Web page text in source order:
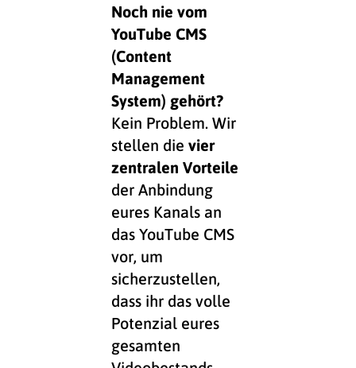
Noch nie vom
YouTube CMS
(Content
Management
System) gehört?
Kein Problem. Wir
stellen dievier
zentralen Vorteile
der Anbindung
eures Kanals an
das YouTube CMS
vor, um
sicherzustellen,
dass ihr das volle
Potenzial eures
gesamten